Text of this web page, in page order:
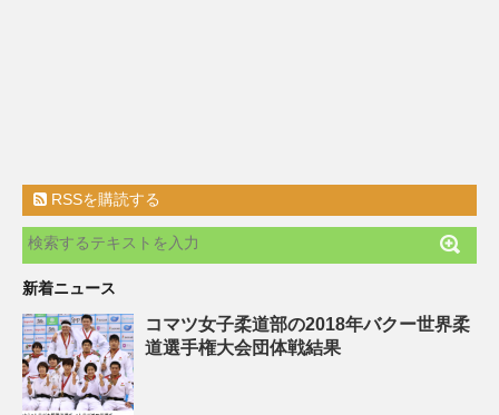
RSSを購読する
新着ニュース
コマツ女子柔道部の2018年バクー世界柔
道選手権大会団体戦結果